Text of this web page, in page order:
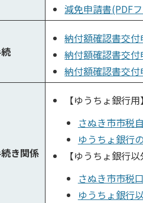
減免申請書(PDF
納付額確認書交
納付額確認書交
納付額確認書交付
き関係
【ゆうちょ銀行用】
さぬき市市税
ゆうちょ銀行
【ゆうちょ銀行
さぬき市市税
ゆうちょ銀行